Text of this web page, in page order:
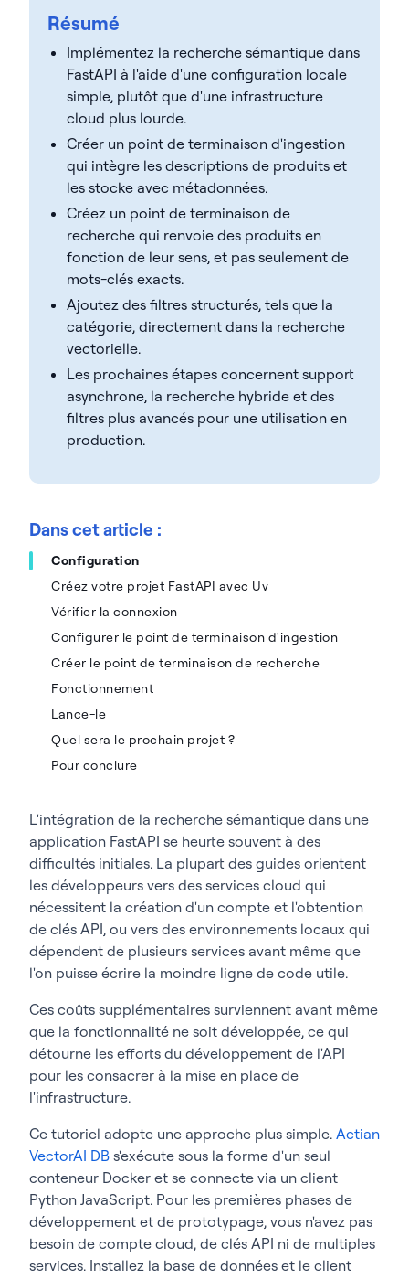
Résumé
Implémentez la recherche sémantique dans
FastAPI à l'aide d'une configuration locale
simple, plutôt que d'une infrastructure
cloud plus lourde.
Créer un point de terminaison d'ingestion
qui intègre les descriptions de produits et
les stocke avec métadonnées.
Créez un point de terminaison de
recherche qui renvoie des produits en
fonction de leur sens, et pas seulement de
mots-clés exacts.
Ajoutez des filtres structurés, tels que la
catégorie, directement dans la recherche
vectorielle.
Les prochaines étapes concernent support
asynchrone, la recherche hybride et des
filtres plus avancés pour une utilisation en
production.
Dans cet article :
Configuration
Créez votre projet FastAPI avec Uv
Vérifier la connexion
Configurer le point de terminaison d'ingestion
Créer le point de terminaison de recherche
Fonctionnement
Lance-le
Quel sera le prochain projet ?
Pour conclure
L'intégration de la recherche sémantique dans une
application FastAPI se heurte souvent à des
difficultés initiales. La plupart des guides orientent
les développeurs vers des services cloud qui
nécessitent la création d'un compte et l'obtention
de clés API, ou vers des environnements locaux qui
dépendent de plusieurs services avant même que
l'on puisse écrire la moindre ligne de code utile.
Ces coûts supplémentaires surviennent avant même
que la fonctionnalité ne soit développée, ce qui
détourne les efforts du développement de l'API
pour les consacrer à la mise en place de
l'infrastructure.
Ce tutoriel adopte une approche plus simple. Actian
VectorAI DB s'exécute sous la forme d'un seul
conteneur Docker et se connecte via un client
Python JavaScript. Pour les premières phases de
développement et de prototypage, vous n'avez pas
besoin de compte cloud, de clés API ni de multiples
services. Installez la base de données et le client